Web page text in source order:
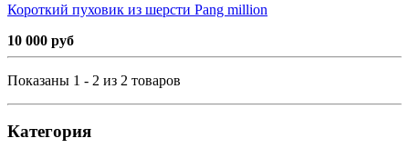
Короткий пуховик из шерсти Pang million
10 000 руб
Показаны 1 - 2 из 2 товаров
Категория